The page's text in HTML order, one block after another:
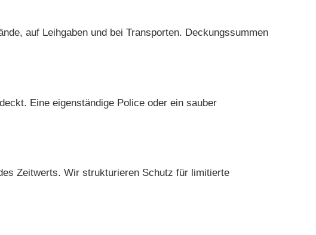
auf Leihgaben und bei Transporten. Deckungs­summen
Eine eigenständige Police oder ein sauber
Zeitwerts. Wir strukturieren Schutz für limitierte